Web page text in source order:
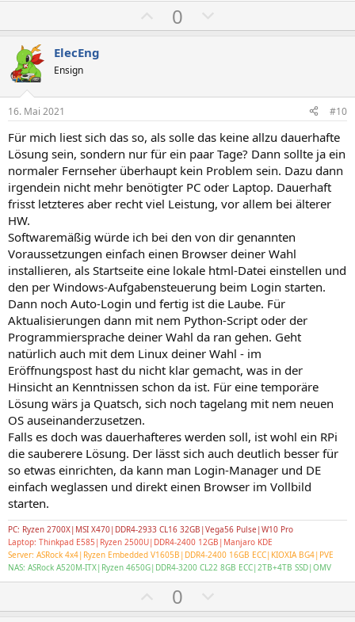
o
t
v
e
S
t
i
m
e
0
e
t
v
e
S
t
i
m
e
ElecEng
Ensign
16. Mai 2021 #10
Für mich liest sich das so, als solle das keine allzu dauerhafte
Lösung sein, sondern nur für ein paar Tage? Dann sollte ja ein
normaler Fernseher überhaupt kein Problem sein. Dazu dann
irgendein nicht mehr benötigter PC oder Laptop. Dauerhaft
frisst letzteres aber recht viel Leistung, vor allem bei älterer
HW.
Softwaremäßig würde ich bei den von dir genannten
Voraussetzungen einfach einen Browser deiner Wahl
installieren, als Startseite eine lokale html-Datei einstellen und
den per Windows-Aufgabensteuerung beim Login starten.
Dann noch Auto-Login und fertig ist die Laube. Für
Aktualisierungen dann mit nem Python-Script oder der
Programmiersprache deiner Wahl da ran gehen. Geht
natürlich auch mit dem Linux deiner Wahl - im
Eröffnungspost hast du nicht klar gemacht, was in der
Hinsicht an Kenntnissen schon da ist. Für eine temporäre
Lösung wärs ja Quatsch, sich noch tagelang mit nem neuen
OS auseinanderzusetzen.
Falls es doch was dauerhafteres werden soll, ist wohl ein RPi
die sauberere Lösung. Der lässt sich auch deutlich besser für
so etwas einrichten, da kann man Login-Manager und DE
einfach weglassen und direkt einen Browser im Vollbild
starten.
PC: Ryzen 2700X|MSI X470|DDR4-2933 CL16 32GB|Vega56 Pulse|W10 Pro
Laptop: Thinkpad E585|Ryzen 2500U|DDR4-2400 12GB|Manjaro KDE
Server: ASRock 4x4|Ryzen Embedded V1605B|DDR4-2400 16GB ECC|KIOXIA BG4|PVE
NAS: ASRock A520M-ITX|Ryzen 4650G|DDR4-3200 CL22 8GB ECC|2TB+4TB SSD|OMV
o
0
e